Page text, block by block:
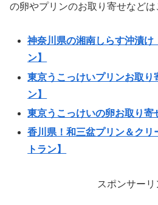
の卵やプリンのお取り寄せなどは
神奈川県の湘南しらす沖漬
ン】
東京うこっけいプリンお取り
ン】
東京うこっけいの卵お取り寄
香川県！和三盆プリン＆クリ
トラン】
スポンサーリ